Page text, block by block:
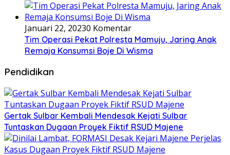
Januari 22, 20230 Komentar
Tim Operasi Pekat Polresta Mamuju, Jaring Anak
Remaja Konsumsi Boje Di Wisma
Pendidikan
Gertak Sulbar Kembali Mendesak Kejati Sulbar
Tuntaskan Dugaan Proyek Fiktif RSUD Majene